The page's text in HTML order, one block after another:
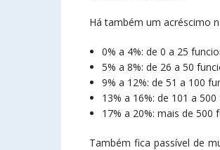
Há também um acréscimo
0% a 4%: de 0 a 25
5% a 8%: de 26 a 50
9% a 12%: de 51 a 100
13% a 16%: de 101 a
17% a 20%: mais de 500
Também fica passível de